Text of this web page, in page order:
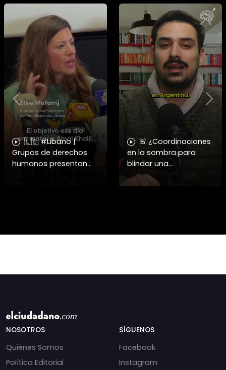
🇱🇧 #Libano |
Grupos de derechos
humanos presentan
🚨 ¿Coordinaciones
en la sombra para
blindar una
candidatura
presidencial? Nuevos
Previous
NOSOTROS
Quiénes Somos
Política Editorial
SÍGUENOS
Facebook
Instagram